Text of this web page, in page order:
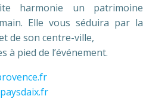
harmonie un patrimoine
Elle vous séduira par la
de son centre-ville,
à pied de l’événement.